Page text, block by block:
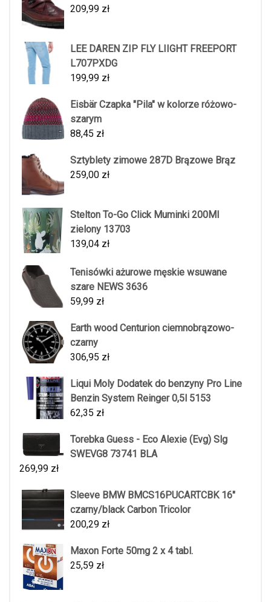
209,99 zł
LEE DAREN ZIP FLY LIIGHT FREEPORT
L707PXDG
199,99 zł
Eisbär Czapka "Pila" w kolorze różowo-
szarym
88,45 zł
Sztyblety zimowe 287D Brązowe Brąz
259,00 zł
Stelton To-Go Click Muminki 200Ml
zielony 13703
139,04 zł
Tenisówki ażurowe męskie wsuwane
szare NEWS 3636
59,99 zł
Earth wood Centurion ciemnobrązowo-
czarny
306,95 zł
Liqui Moly Dodatek do benzyny Pro Line
Benzin System Reinger 0,5l 5153
62,35 zł
Torebka Guess - Eco Alexie (Evg) Slg
SWEVG8 73741 BLA
269,99 zł
Sleeve BMW BMCS16PUCARTCBK 16"
czarny/black Carbon Tricolor
200,29 zł
Maxon Forte 50mg 2 x 4 tabl.
25,59 zł